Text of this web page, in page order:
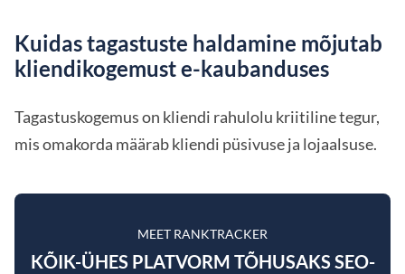
Kuidas tagastuste haldamine mõjutab
kliendikogemust e-kaubanduses
Tagastuskogemus on kliendi rahulolu kriitiline tegur,
mis omakorda määrab kliendi püsivuse ja lojaalsuse.
MEET RANKTRACKER
KÕIK-ÜHES PLATVORM TÕHUSAKS SEO-